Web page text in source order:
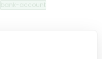
bank-account